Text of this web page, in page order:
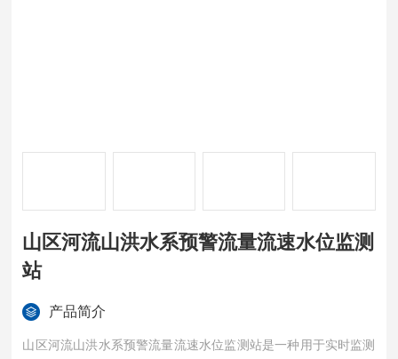
山区河流山洪水系预警流量流速水位监测
站
产品简介
山区河流山洪水系预警流量流速水位监测站是一种用于实时监测